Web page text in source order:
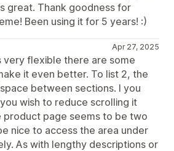
great. Thank goodness for
Been using it for 5 years! :)
Apr 27, 2025
very flexible there are some
it even better. To list 2, the
between sections. I you
wish to reduce scrolling it
product page seems to be two
nice to access the area under
As with lengthy descriptions or